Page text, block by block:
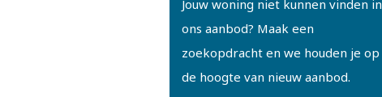
Jouw woning niet kunnen vinden in
ons aanbod? Maak een
zoekopdracht en we houden je op
de hoogte van nieuw aanbod.